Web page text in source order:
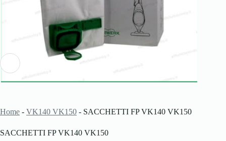
Home - VK140 VK150 - SACCHETTI FP VK140 VK150
SACCHETTI FP VK140 VK150